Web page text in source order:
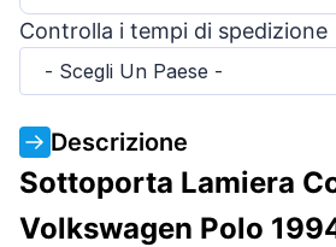
Controlla i tempi di spedizione
- Scegli Un Paese -
Descrizione
Sottoporta Lamiera
Volkswagen Polo